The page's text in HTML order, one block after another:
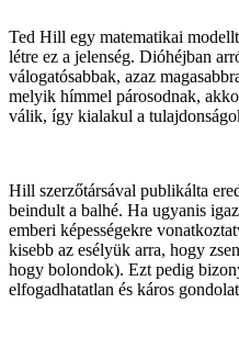
Ted Hill egy matematikai
létre ez a jelenség. Dióhéjban
válogatósabbak, azaz
melyik hímmel párosodnak,
válik, így kialakul a
Hill szerzőtársával publikálta
beindult a balhé. Ha ugyanis
emberi képességekre
kisebb az esélyük arra, hogy
hogy bolondok). Ezt pedig
elfogadhatatlan és káros